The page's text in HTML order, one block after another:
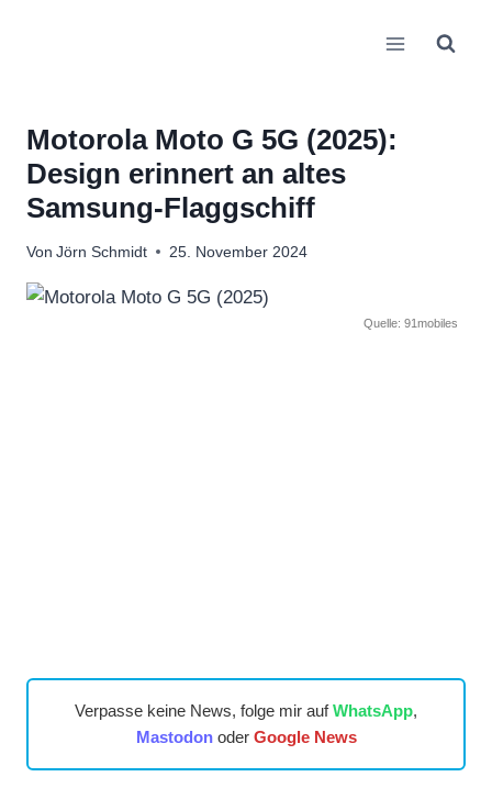
Motorola Moto G 5G (2025):
Design erinnert an altes
Samsung-Flaggschiff
Von Jörn Schmidt 25. November 2024
Quelle: 91mobiles
Verpasse keine News, folge mir aufWhatsApp,
Mastodonoder Google News